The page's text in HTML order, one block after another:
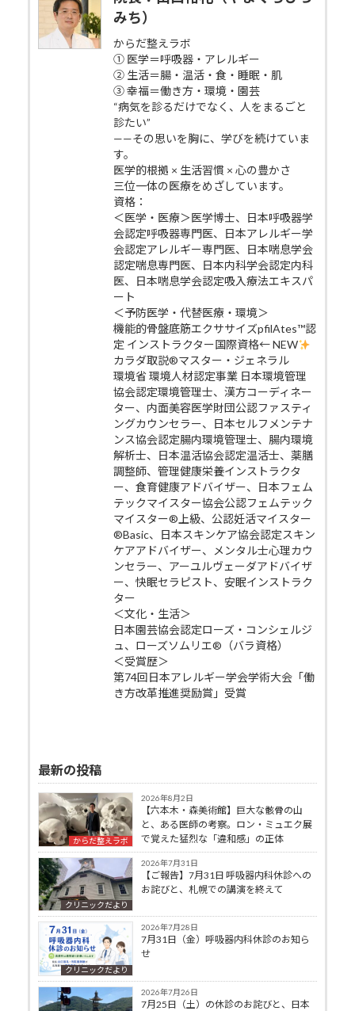
みち）
からだ整えラボ
① 医学＝呼吸器・アレルギー
② 生活＝腸・温活・食・睡眠・肌
③ 幸福＝働き方・環境・園芸
“病気を診るだけでなく、人をまるごと
診たい”
——その思いを胸に、学びを続けていま
す。
医学的根拠 × 生活習慣 × 心の豊かさ
三位一体の医療をめざしています。
資格：
＜医学・医療＞医学博士、日本呼吸器学
会認定呼吸器専門医、日本アレルギー学
会認定アレルギー専門医、日本喘息学会
認定喘息専門医、日本内科学会認定内科
医、日本喘息学会認定吸入療法エキスパ
ート
＜予防医学・代替医療・環境＞
機能的骨盤底筋エクササイズpfilAtes™認
定 インストラクター国際資格← NEW
カラダ取説®マスター・ジェネラル
環境省 環境人材認定事業 日本環境管理
協会認定環境管理士、漢方コーディネー
ター、内面美容医学財団公認ファスティ
ングカウンセラー、日本セルフメンテナ
ンス協会認定腸内環境管理士、腸内環境
解析士、日本温活協会認定温活士、薬膳
調整師、管理健康栄養インストラクタ
ー、食育健康アドバイザー、日本フェム
テックマイスター協会公認フェムテック
マイスター®上級、公認妊活マイスター
®Basic、日本スキンケア協会認定スキン
ケアアドバイザー、メンタル士心理カウ
ンセラー、アーユルヴェーダアドバイザ
ー、快眠セラピスト、安眠インストラク
ター
＜文化・生活＞
日本園芸協会認定ローズ・コンシェルジ
ュ、ローズソムリエ®（バラ資格）
＜受賞歴＞
第74回日本アレルギー学会学術大会「働
き方改革推進奨励賞」受賞
最新の投稿
からだ整えラボ
2026年8月2日
【六本木・森美術館】巨大な骸骨の山
と、ある医師の考察。ロン・ミュエク展
で覚えた猛烈な「違和感」の正体
クリニックだより
2026年7月31日
【ご報告】7月31日 呼吸器内科休診への
お詫びと、札幌での講演を終えて
クリニックだより
2026年7月28日
7月31日（金）呼吸器内科休診のお知ら
せ
2026年7月26日
7月25日（土）の休診のお詫びと、日本